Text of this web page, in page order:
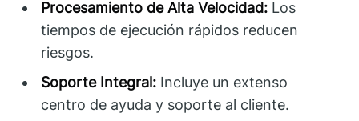
Procesamiento de Alta Velocidad: Los
tiempos de ejecución rápidos reducen
riesgos.
Soporte Integral: Incluye un extenso
centro de ayuda y soporte al cliente.